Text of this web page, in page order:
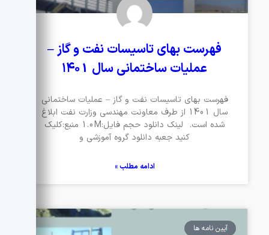
فهرست بهای تاسیسات نفت و گاز –
عملیات ساختمانی سال ۱۴۰1
فهرست بهای تاسیسات نفت و گاز – عملیات ساختمانی
سال 1401 از طرف معاونت مهندسی وزارت نفت ابلاغ
شده است. لینک دانلود حجم فایل:1.0M منبع:کلیک
کنید جعبه دانلود گروه آموزشی و
ادامه مطلب »
آیین نامه ها